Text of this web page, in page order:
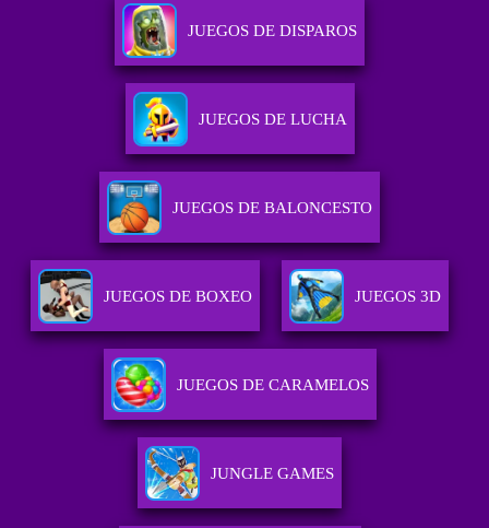
JUEGOS DE DISPAROS
JUEGOS DE LUCHA
JUEGOS DE BALONCESTO
JUEGOS DE BOXEO JUEGOS 3D
JUEGOS DE CARAMELOS
JUNGLE GAMES